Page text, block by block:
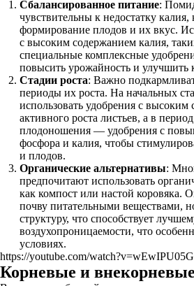
Сбалансированное питание:
чувствительны к недостатку калия,
формирование плодов и их вкус.
с высоким содержанием калия,
специальные комплексные
повысить урожайность и улучшить
Стадии роста: Важно
периоды их роста. На начальных
использовать удобрения с высоким
активного роста листьев, а в
плодоношения — удобрения с
фосфора и калия, чтобы
и плодов.
Органические альтернативы:
предпочитают использовать
как компост или настой коровяка.
почву питательными веществами,
структуру, что способствует
воздухопроницаемости, что
условиях.
https://youtube.com/
Корневые и